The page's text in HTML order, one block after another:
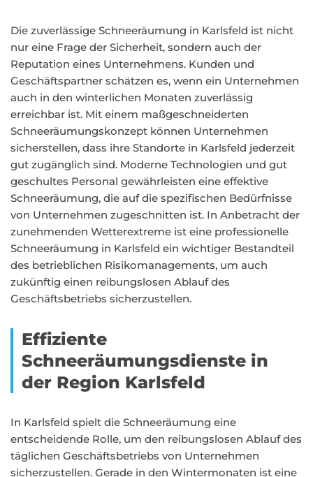
Die zuverlässige Schneeräumung in Karlsfeld ist nicht
nur eine Frage der Sicherheit, sondern auch der
Reputation eines Unternehmens. Kunden und
Geschäftspartner schätzen es, wenn ein Unternehmen
auch in den winterlichen Monaten zuverlässig
erreichbar ist. Mit einem maßgeschneiderten
Schneeräumungskonzept können Unternehmen
sicherstellen, dass ihre Standorte in Karlsfeld jederzeit
gut zugänglich sind. Moderne Technologien und gut
geschultes Personal gewährleisten eine effektive
Schneeräumung, die auf die spezifischen Bedürfnisse
von Unternehmen zugeschnitten ist. In Anbetracht der
zunehmenden Wetterextreme ist eine professionelle
Schneeräumung in Karlsfeld ein wichtiger Bestandteil
des betrieblichen Risikomanagements, um auch
zukünftig einen reibungslosen Ablauf des
Geschäftsbetriebs sicherzustellen.
Effiziente
Schneeräumungsdienste in
der Region Karlsfeld
In Karlsfeld spielt die Schneeräumung eine
entscheidende Rolle, um den reibungslosen Ablauf des
täglichen Geschäftsbetriebs von Unternehmen
sicherzustellen. Gerade in den Wintermonaten ist eine